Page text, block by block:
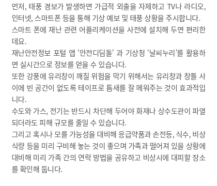
먼저, 태풍 경보가 발생하면 가급적 외출을 자제하고 TV나 라디오,
인터넷, 스마트폰 등을 통해 기상 예보 및 태풍 상황을 주시합니다.
스마트 폰에 재난 관련 어플리케이션을 사전에 설치해 두면 편리한
데요.
재난안전정보 포털 앱 ‘안전디딤돌’ 과 기상청 ‘날씨누리’를 활용하
면 실시간으로 정보를 얻을 수 있습니다.
또한 강풍에 유리창이 깨질 위험을 막기 위해서는 유리창과 창틀 사
이에 빈 공간이 없도록 테이프로 틈새를 잘 메워주는 것이 효과적입
니다.
수도와 가스, 전기는 반드시 차단해 두어야 화재나 상수도관이 파열
되더라도 피해 규모를 줄일 수 있습니다.
그리고 혹시나 모를 가능성을 대비해 응급약품과 손전등, 식수, 비상
식량 등을 미리 구비해 놓는 것이 좋으며 가족과 떨어져 있을 상황에
대비해 미리 가족 간의 연락 방법을 공유하고 비상시에 대피할 장소
를 확인해 둡니다.